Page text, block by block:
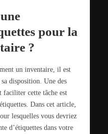
pour la
?
un inventaire, il est
disposition. Une des
faciliter cette tâche est
Dans cet article,
lesquelles vous devriez
d’étiquettes dans votre